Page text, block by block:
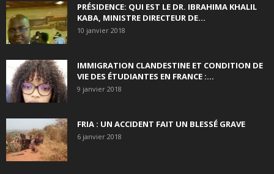
PRÉSIDENCE: QUI EST LE DR. IBRAHIMA KHALIL
KABA, MINISTRE DIRECTEUR DE...
10 janvier 2018
IMMIGRATION CLANDESTINE ET CONDITION DE
VIE DES ÉTUDIANTES EN FRANCE :...
9 janvier 2018
FRIA : UN ACCIDENT FAIT UN BLESSÉ GRAVE
6 janvier 2018